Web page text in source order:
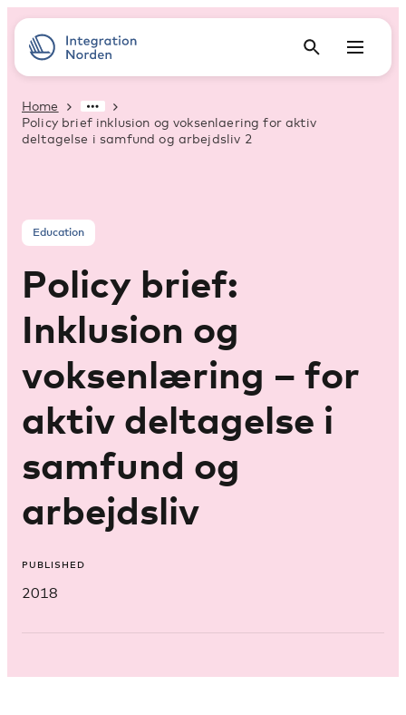
Home
Policy brief inklusion og voksenlaering for aktiv
deltagelse i samfund og arbejdsliv 2
Education
Policy brief:
Inklusion og
voksenlæring – for
aktiv deltagelse i
samfund og
arbejdsliv
PUBLISHED
2018